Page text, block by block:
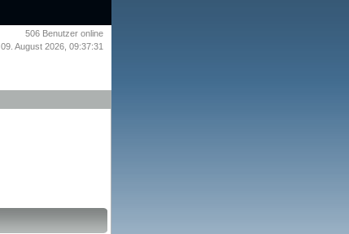
506 Benutzer online
09. August 2026, 09:37:31